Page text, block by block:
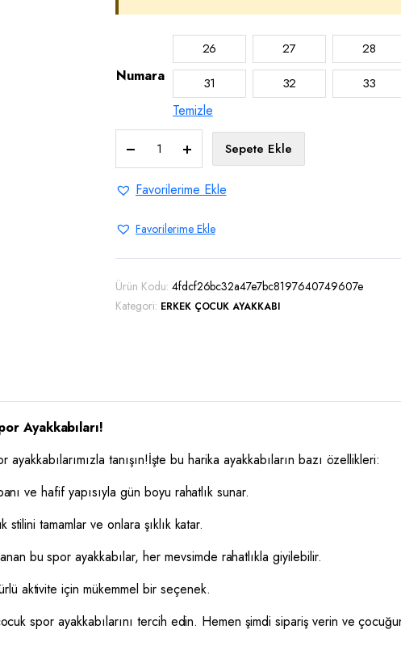
Numara
26 27 28
31
32 33
Temizle
Cırtlı
Bağcıklı
spor
ayakkabı
Sepete Ekle
Favorilerime Ekle
Favorilerime Ekle
Ürün Kodu: 4fdcf26bc32a47e7bc8197640749607e
Kategori: ERKEK ÇOCUK AYAKKABI
Ayakkabıları!
tanışın!İşte bu harika ayakkabıların bazı özellikleri:
ve hafif yapısıyla gün boyu rahatlık sunar.
tamamlar ve onlara şıklık katar.
bu spor ayakkabılar, her mevsimde rahatlıkla giyilebilir.
aktivite için mükemmel bir seçenek.
spor ayakkabılarını tercih edin. Hemen şimdi sipariş verin ve